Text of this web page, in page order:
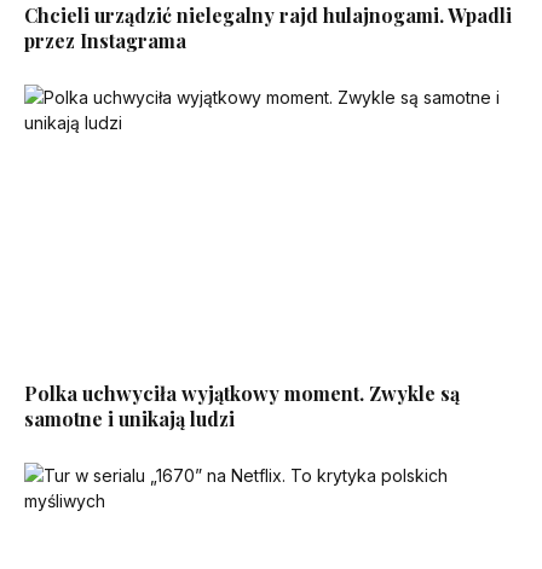
Chcieli urządzić nielegalny rajd hulajnogami. Wpadli
przez Instagrama
Polka uchwyciła wyjątkowy moment. Zwykle są
samotne i unikają ludzi